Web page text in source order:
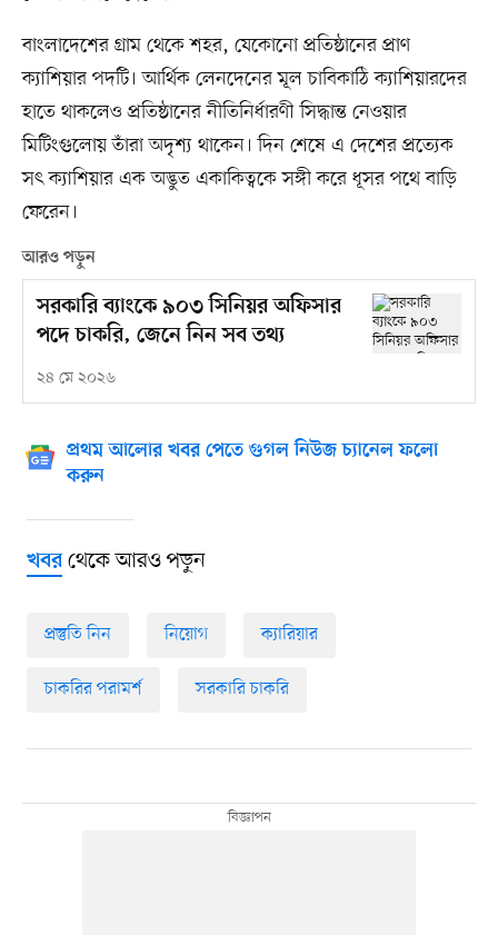
বাংলাদেশের গ্রাম থেকে শহর, যেকোনো প্রতিষ্ঠানের প্রাণ
ক্যাশিয়ার পদটি। আর্থিক লেনদেনের মূল চাবিকাঠি ক্যাশিয়ারদের
হাতে থাকলেও প্রতিষ্ঠানের নীতিনির্ধারণী সিদ্ধান্ত নেওয়ার
মিটিংগুলোয় তাঁরা অদৃশ্য থাকেন। দিন শেষে এ দেশের প্রত্যেক
সৎ ক্যাশিয়ার এক অদ্ভুত একাকিত্বকে সঙ্গী করে ধূসর পথে বাড়ি
ফেরেন।
আরও পড়ুন
সরকারি ব্যাংকে ৯০৩ সিনিয়র অফিসার
পদে চাকরি, জেনে নিন সব তথ্য
২৪ মে ২০২৬
প্রথম আলোর খবর পেতে গুগল নিউজ চ্যানেল ফলো
করুন
খবরথেকে আরও পড়ুন
প্রস্তুতি নিন নিয়োগ ক্যারিয়ার
চাকরির পরামর্শ সরকারি চাকরি